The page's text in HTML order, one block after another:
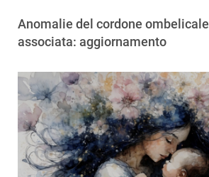
Anomalie del cordone
associata: aggiornamento